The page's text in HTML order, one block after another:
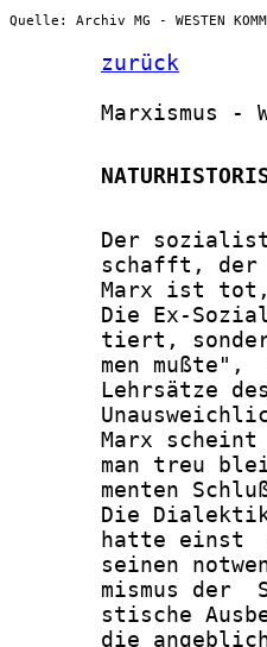
Quelle: Archiv MG - WESTEN
zurück
Marxismus -
Der
schafft,
Marx ist
Die Ex-
tiert,
men mußte",
Lehrsätze
Marx
man treu
menten
Die
hatte einst
seinen
mismus der
stische
die